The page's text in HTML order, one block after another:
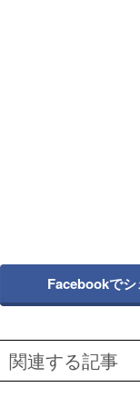
Facebookでシ
関連する記事